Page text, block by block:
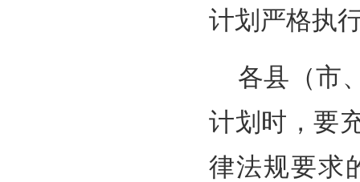
计划严格执
各县（市
计划时，要
律法规要求